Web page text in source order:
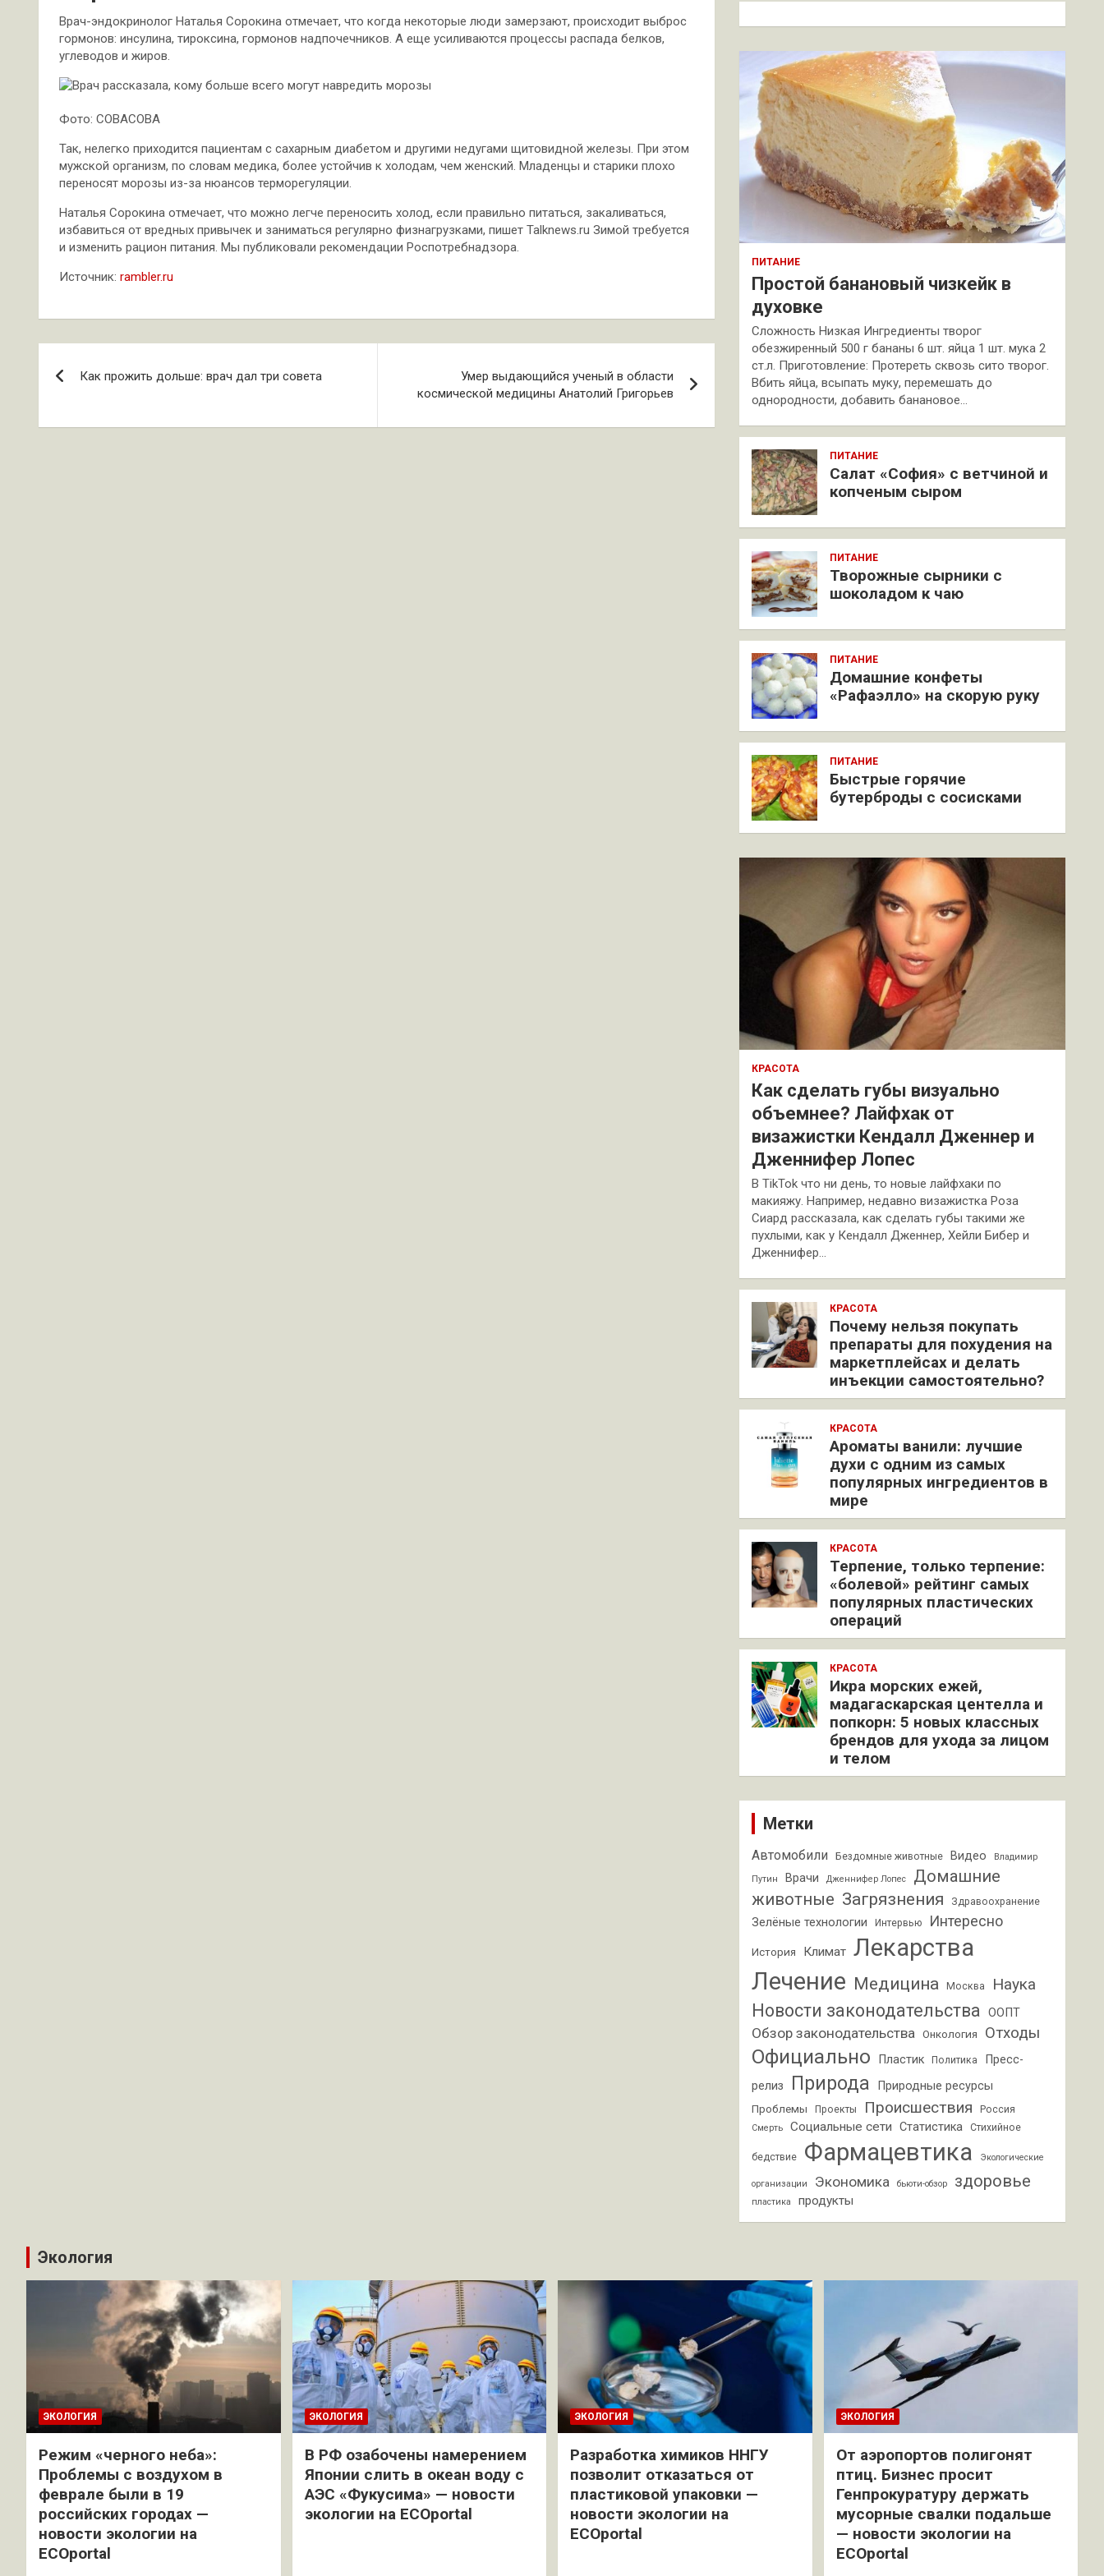
Врач-эндокринолог Наталья Сорокина отмечает, что когда некоторые люди замерзают, происходит выброс
гормонов: инсулина, тироксина, гормонов надпочечников. А еще усиливаются процессы распада белков,
углеводов и жиров.
Фото: СОВАСОВА
Так, нелегко приходится пациентам с сахарным диабетом и другими недугами щитовидной железы. При этом
мужской организм, по словам медика, более устойчив к холодам, чем женский. Младенцы и старики плохо
переносят морозы из-за нюансов терморегуляции.
Наталья Сорокина отмечает, что можно легче переносить холод, если правильно питаться, закаливаться,
избавиться от вредных привычек и заниматься регулярно физнагрузками, пишет Talknеws.ru Зимой требуется
и изменить рацион питания. Мы публиковали рекомендации Роспотребнадзора.
Источник: rambler.ru
по
записям
Как прожить дольше: врач дал три совета
Умер выдающийся ученый в области
космической медицины Анатолий Григорьев
к
ПИТАНИЕ
Простой банановый чизкейк в
духовке
Сложность Низкая Ингредиенты творог
обезжиренный 500 г бананы 6 шт. яйца 1 шт. мука 2
ст.л. Приготовление: Протереть сквозь сито творог.
Вбить яйца, всыпать муку, перемешать до
однородности, добавить банановое…
ПИТАНИЕ
Салат «София» с ветчиной и
копченым сыром
ПИТАНИЕ
Творожные сырники с
шоколадом к чаю
ПИТАНИЕ
Домашние конфеты
«Рафаэлло» на скорую руку
ПИТАНИЕ
Быстрые горячие
бутерброды с сосисками
КРАСОТА
Как сделать губы визуально
объемнее? Лайфхак от
визажистки Кендалл Дженнер и
Дженнифер Лопес
В TikTok что ни день, то новые лайфхаки по
макияжу. Например, недавно визажистка Роза
Сиард рассказала, как сделать губы такими же
пухлыми, как у Кендалл Дженнер, Хейли Бибер и
Дженнифер…
КРАСОТА
Почему нельзя покупать
препараты для похудения на
маркетплейсах и делать
инъекции самостоятельно?
КРАСОТА
Ароматы ванили: лучшие
духи с одним из самых
популярных ингредиентов в
мире
КРАСОТА
Терпение, только терпение:
«болевой» рейтинг самых
популярных пластических
операций
КРАСОТА
Икра морских ежей,
мадагаскарская центелла и
попкорн: 5 новых классных
брендов для ухода за лицом
и телом
Метки
Автомобили Бездомные животные Видео Владимир
Путин Врачи Дженнифер Лопес
Домашние
животные Загрязнения Здравоохранение
Зелёные технологии Интервью Интересно
История Климат Лекарства
Лечение Медицина Москва Наука
Новости законодательства ООПТ
Обзор законодательства Онкология Отходы
Официально Пластик Политика
Пресс-
релиз
Природа Природные ресурсы
Проблемы Проекты Происшествия Россия
Смерть Социальные сети Статистика Стихийное
бедствие Фармацевтика Экологические
организации Экономика бьюти-обзор здоровье
пластика продукты
Экология
ЭКОЛОГИЯ
Режим «черного неба»:
Проблемы с воздухом в
феврале были в 19
российских городах —
новости экологии на
ECOportal
ЭКОЛОГИЯ
В РФ озабочены намерением
Японии слить в океан воду с
АЭС «Фукусима» — новости
экологии на ECOportal
ЭКОЛОГИЯ
Разработка химиков ННГУ
позволит отказаться от
пластиковой упаковки —
новости экологии на
ECOportal
ЭКОЛОГИЯ
От аэропортов полигонят
птиц. Бизнес просит
Генпрокуратуру держать
мусорные свалки подальше
— новости экологии на
ECOportal